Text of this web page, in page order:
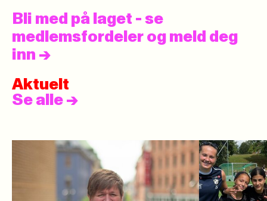
Bli med på laget - se
medlemsfordeler og meld deg
inn ->
Aktuelt
Se alle ->